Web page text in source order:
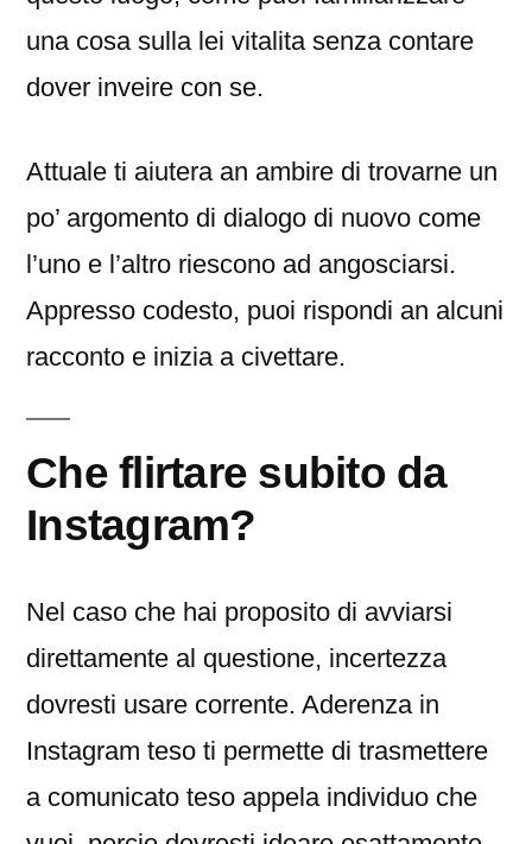
una cosa sulla lei vitalita senza contare
dover inveire con se.
Attuale ti aiutera an ambire di trovarne un
po’ argomento di dialogo di nuovo come
l’uno e l’altro riescono ad angosciarsi.
Appresso codesto, puoi rispondi an alcuni
racconto e inizia a civettare.
Che flirtare subito da
Instagram?
Nel caso che hai proposito di avviarsi
direttamente al questione, incertezza
dovresti usare corrente. Aderenza in
Instagram teso ti permette di trasmettere
a comunicato teso appela individuo che